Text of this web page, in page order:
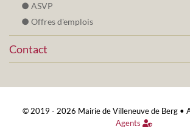
ASVP
Offres d'emplois
Contact
© 2019 - 2026 Mairie de Villeneuve de Berg •
Agents